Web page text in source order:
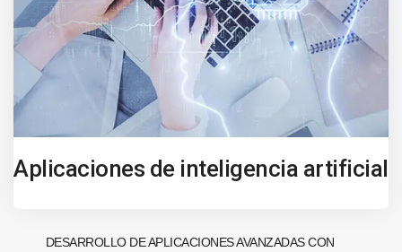
Aplicaciones de inteligencia artificial
DESARROLLO DE APLICACIONES AVANZADAS CON